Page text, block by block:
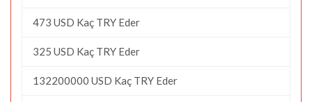
473 USD Kaç TRY Eder
325 USD Kaç TRY Eder
132200000 USD Kaç TRY Eder